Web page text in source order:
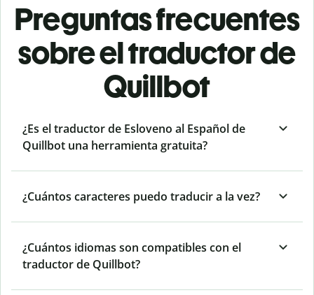
Preguntas frecuentes
sobre el traductor de
Quillbot
¿Es el traductor de Esloveno al Español de
Quillbot una herramienta gratuita?
¿Cuántos caracteres puedo traducir a la vez?
¿Cuántos idiomas son compatibles con el
traductor de Quillbot?